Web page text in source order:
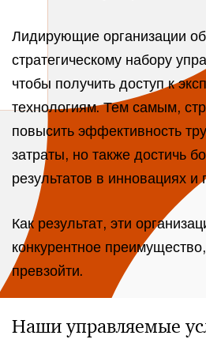
Лидирующие организации
стратегическому набору
чтобы получить доступ к
технологиям. Тем самым,
повысить эффективность
затраты, но также достичь
результатов в инновациях и
Как результат, эти
конкурентное
превзойти.
Наши управляемые